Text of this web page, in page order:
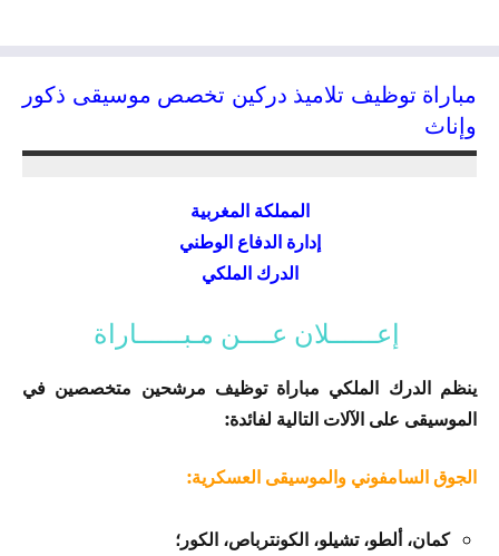
مباراة توظيف تلاميذ دركين تخصص موسيقى ذكور
وإناث
المملكة المغربية
إدارة الدفاع الوطني
الدرك الملكي
إعــــــلان عــــن مـبــــــاراة
ينظم الدرك الملكي مباراة توظيف مرشحين متخصصين في
الموسيقى على الآلات التالية لفائدة:
الجوق السامفوني والموسيقى العسكرية:
كمان، ألطو، تشيلو، الكونترباص، الكور؛